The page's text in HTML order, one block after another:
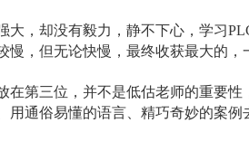
却没有毅力，静不下心，学习
慢，但无论快慢，最终收获最大的，
三位，并不是低估老师的重要性
用通俗易懂的语言、精巧奇妙的案